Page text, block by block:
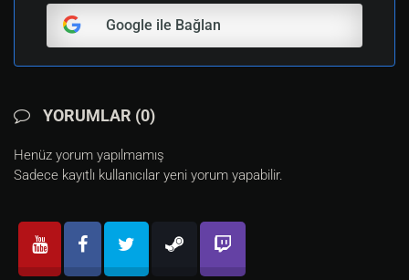
Google ile Bağlan
YORUMLAR (0)
Henüz yorum yapılmamış
Sadece kayıtlı kullanıcılar yeni yorum yapabilir.